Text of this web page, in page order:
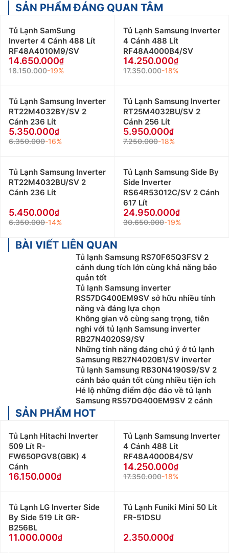
SẢN PHẨM ĐÁNG QUAN TÂM
Tủ Lạnh SamSung
Inverter 4 Cánh 488 Lít
RF48A4010M9/SV
14.650.000
18.150.000-19%
Tủ Lạnh Samsung Inverter
4 Cánh 488 Lít
RF48A4000B4/SV
14.250.000
17.350.000-18%
Tủ Lạnh Samsung Inverter
RT22M4032BY/SV 2
Cánh 236 Lít
5.350.000
6.350.000-16%
Tủ Lạnh Samsung Inverter
RT25M4032BU/SV 2
Cánh 256 Lít
5.950.000
7.250.000-18%
Tủ Lạnh Samsung Inverter
RT22M4032BU/SV 2
Cánh 236 Lít
5.450.000
6.350.000-14%
Tủ Lạnh Samsung Side By
Side Inverter
RS64R53012C/SV 2 Cánh
617 Lít
24.950.000
30.650.000-19%
BÀI VIẾT LIÊN QUAN
Tủ lạnh Samsung RS70F65Q3FSV 2
cánh dung tích lớn cùng khả năng bảo
quản tốt
Tủ lạnh Samsung inverter
RS57DG400EM9SV sở hữu nhiều tính
năng và đáng lựa chọn
Không gian vô cùng sang trọng, tiên
nghi với tủ lạnh Samsung inverter
RB27N4020S9/SV
Những tính năng đáng chú ý ở tủ lạnh
Samsung RB27N4020B1/SV inverter
Tủ lạnh Samsung RB30N4190S9/SV 2
cánh bảo quản tốt cùng nhiều tiện ích
Hé lộ những điểm độc đáo về tủ lạnh
Samsung RS57DG400EM9SV 2 cánh
SẢN PHẨM HOT
Tủ Lạnh Hitachi Inverter
509 Lít R-
FW650PGV8(GBK) 4
Cánh
16.150.000
Tủ Lạnh Samsung Inverter
4 Cánh 488 Lít
RF48A4000B4/SV
14.250.000
17.350.000-18%
Tủ Lạnh LG Inverter Side
By Side 519 Lít GR-
B256BL
11.000.000
Tủ Lạnh Funiki Mini 50 Lít
FR-51DSU
2.350.000